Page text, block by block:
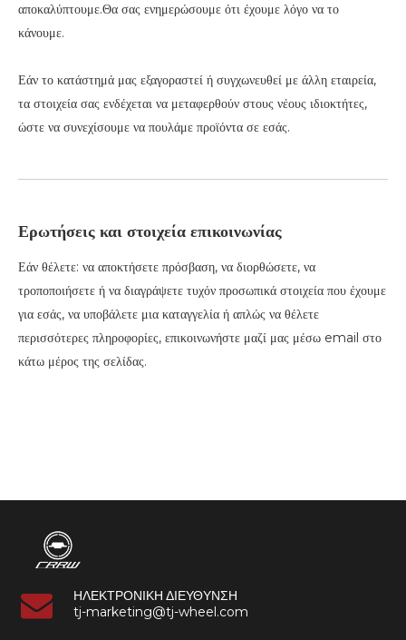
αποκαλύπτουμε.Θα σας ενημερώσουμε ότι έχουμε λόγο να το
κάνουμε.
Εάν το κατάστημά μας εξαγοραστεί ή συγχωνευθεί με άλλη εταιρεία,
τα στοιχεία σας ενδέχεται να μεταφερθούν στους νέους ιδιοκτήτες,
ώστε να συνεχίσουμε να πουλάμε προϊόντα σε εσάς.
Ερωτήσεις και στοιχεία επικοινωνίας
Εάν θέλετε: να αποκτήσετε πρόσβαση, να διορθώσετε, να
τροποποιήσετε ή να διαγράψετε τυχόν προσωπικά στοιχεία που έχουμε
για εσάς, να υποβάλετε μια καταγγελία ή απλώς να θέλετε
περισσότερες πληροφορίες, επικοινωνήστε μαζί μας μέσω email στο
κάτω μέρος της σελίδας.
ΗΛΕΚΤΡΟΝΙΚΗ ΔΙΕΥΘΥΝΣΗ
tj-marketing@tj-wheel.com